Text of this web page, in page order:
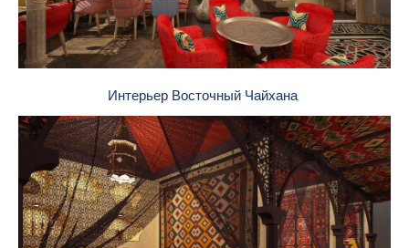
Интерьер Восточный Чайхана